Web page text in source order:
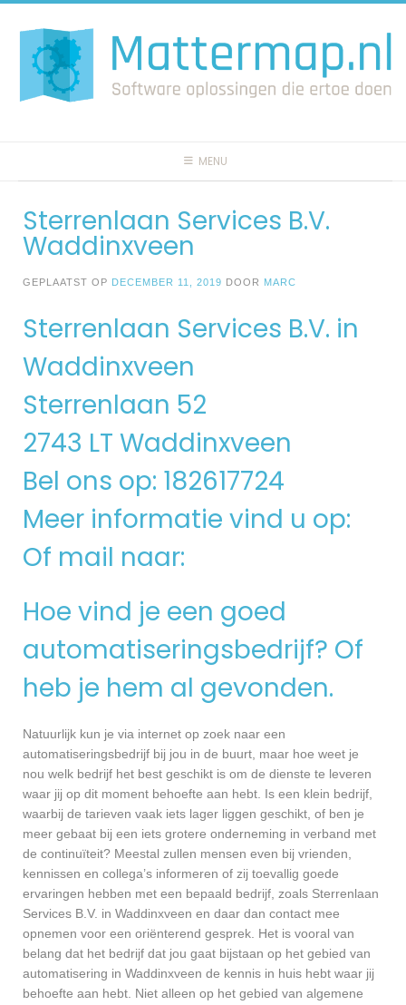
naar
inhoud
MENU
Sterrenlaan Services B.V.
Waddinxveen
GEPLAATST OP DECEMBER 11, 2019 DOOR MARC
Sterrenlaan Services B.V. in
Waddinxveen
Sterrenlaan 52
2743 LT Waddinxveen
Bel ons op: 182617724
Meer informatie vind u op:
Of mail naar:
Hoe vind je een goed
automatiseringsbedrijf? Of
heb je hem al gevonden.
Natuurlijk kun je via internet op zoek naar een
automatiseringsbedrijf bij jou in de buurt, maar hoe weet je
nou welk bedrijf het best geschikt is om de dienste te leveren
waar jij op dit moment behoefte aan hebt. Is een klein bedrijf,
waarbij de tarieven vaak iets lager liggen geschikt, of ben je
meer gebaat bij een iets grotere onderneming in verband met
de continuïteit? Meestal zullen mensen even bij vrienden,
kennissen en collega’s informeren of zij toevallig goede
ervaringen hebben met een bepaald bedrijf, zoals Sterrenlaan
Services B.V. in Waddinxveen en daar dan contact mee
opnemen voor een oriënterend gesprek. Het is vooral van
belang dat het bedrijf dat jou gaat bijstaan op het gebied van
automatisering in Waddinxveen de kennis in huis hebt waar jij
behoefte aan hebt. Niet alleen op het gebied van algemene